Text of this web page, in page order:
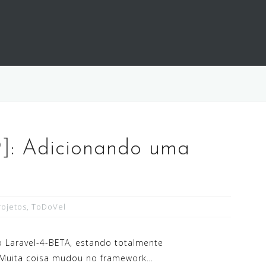
Adicionando uma
, ToDoVel
4-BETA, estando totalmente
coisa mudou no framework…